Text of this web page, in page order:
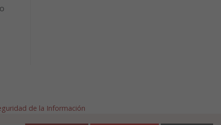
de la Información